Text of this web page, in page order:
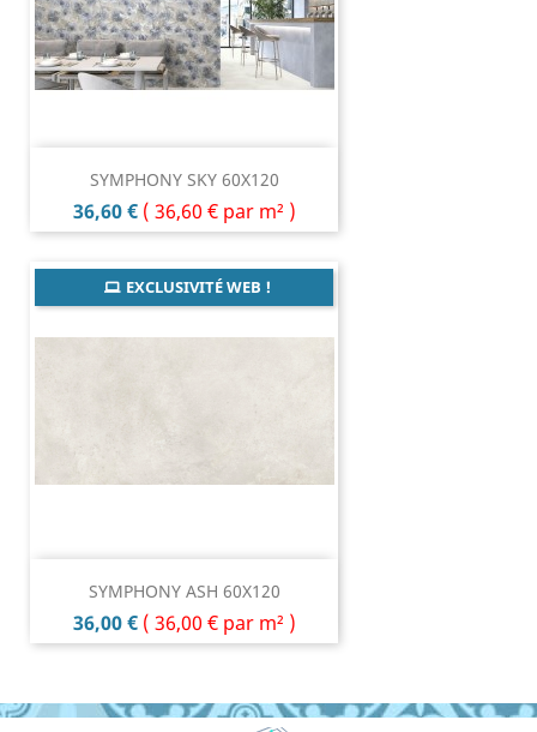
SYMPHONY SKY 60X120
Prix
36,60 € ( 36,60 € par m² )
SYMPHONY ASH 60X120
Prix
36,00 € ( 36,00 € par m² )
EXCLUSIVITÉ WEB !